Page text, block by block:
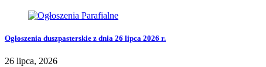
Ogłoszenia duszpasterskie z dnia 26 lipca 2026 r.
26 lipca, 2026